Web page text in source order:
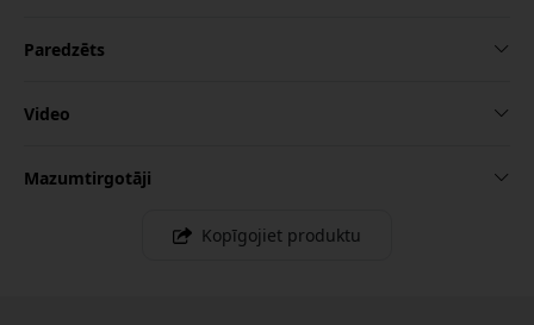
Paredzēts
Video
Mazumtirgotāji
Kopīgojiet produktu